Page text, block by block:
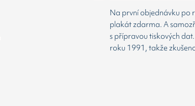
Na první objednávku po
plakát zdarma. A
s přípravou tiskových
roku 1991, takže